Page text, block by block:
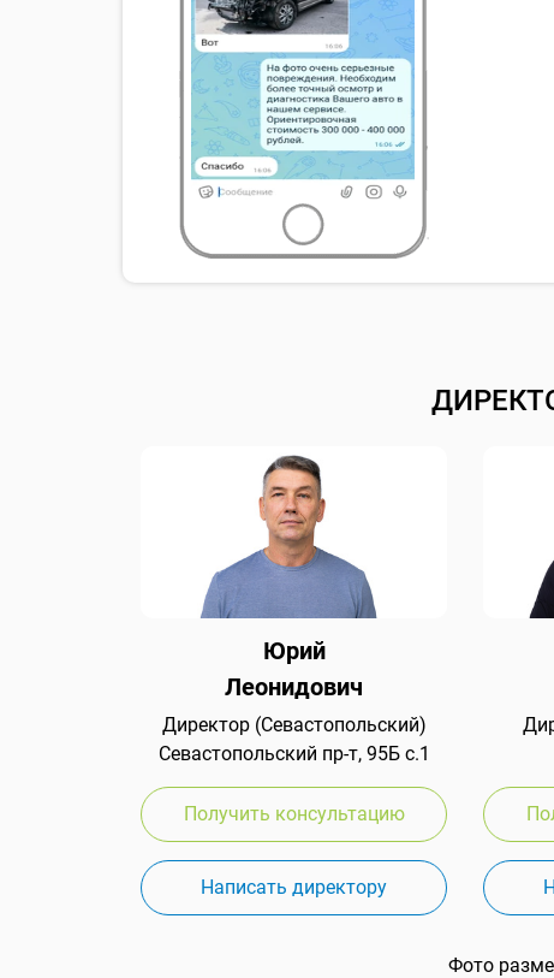
Юрий
Леонидович
Директор (Севастопольский)
Севастопольский пр-т, 95Б с.1
Получить консультацию
Написать директору
Фото